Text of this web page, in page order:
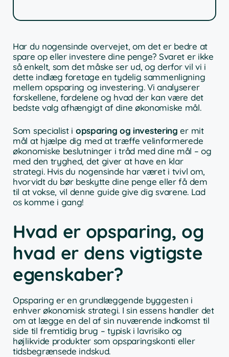
Har du nogensinde overvejet, om det er bedre at
spare op eller investere dine penge? Svaret er ikke
så enkelt, som det måske ser ud, og derfor vil vi i
dette indlæg foretage en tydelig sammenligning
mellem opsparing og investering. Vi analyserer
forskellene, fordelene og hvad der kan være det
bedste valg afhængigt af dine økonomiske mål.
Som specialist i opsparing og investering er mit
mål at hjælpe dig med at træffe velinformerede
økonomiske beslutninger i tråd med dine mål – og
med den tryghed, det giver at have en klar
strategi. Hvis du nogensinde har været i tvivl om,
hvorvidt du bør beskytte dine penge eller få dem
til at vokse, vil denne guide give dig svarene. Lad
os komme i gang!
Hvad er opsparing, og
hvad er dens vigtigste
egenskaber?
Opsparing er en grundlæggende byggesten i
enhver økonomisk strategi. I sin essens handler det
om at lægge en del af sin nuværende indkomst til
side til fremtidig brug – typisk i lavrisiko og
højlikvide produkter som opsparingskonti eller
tidsbegrænsede indskud.